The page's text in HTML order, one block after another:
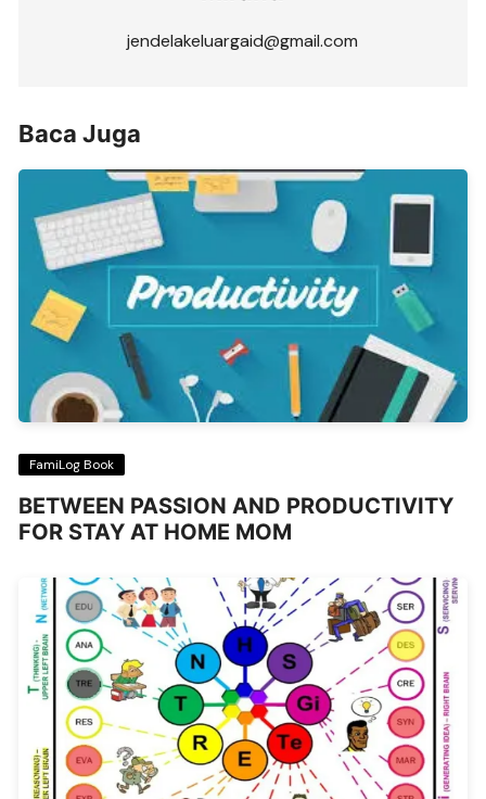
jendelakeluargaid@gmail.com
Baca Juga
FamiLog Book
BETWEEN PASSION AND PRODUCTIVITY
FOR STAY AT HOME MOM